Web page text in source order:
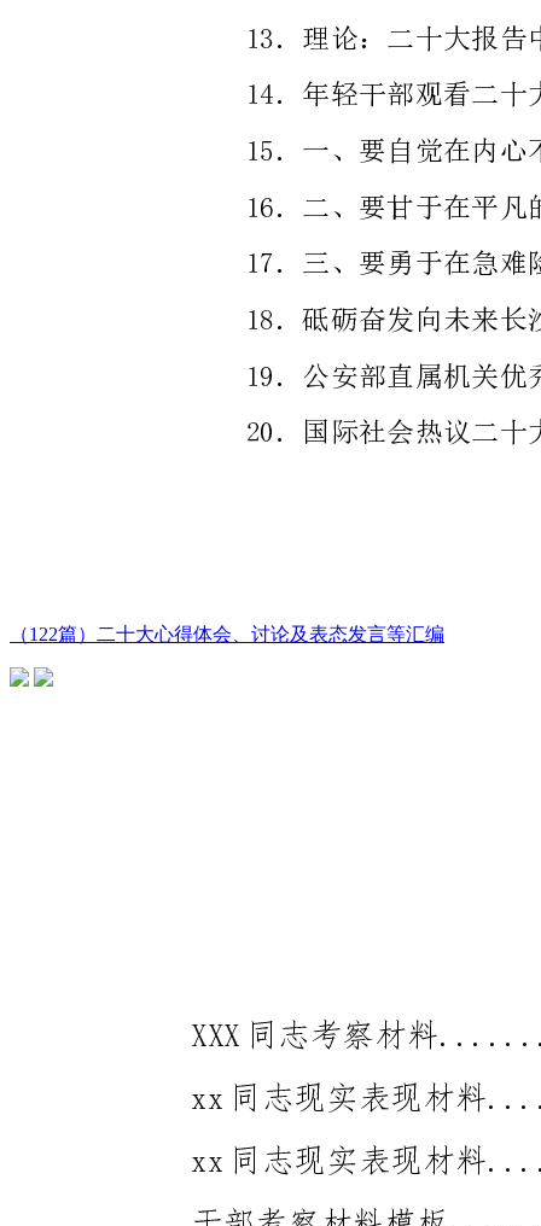
（122篇）二十大心得体会、讨论及表态发言等汇编